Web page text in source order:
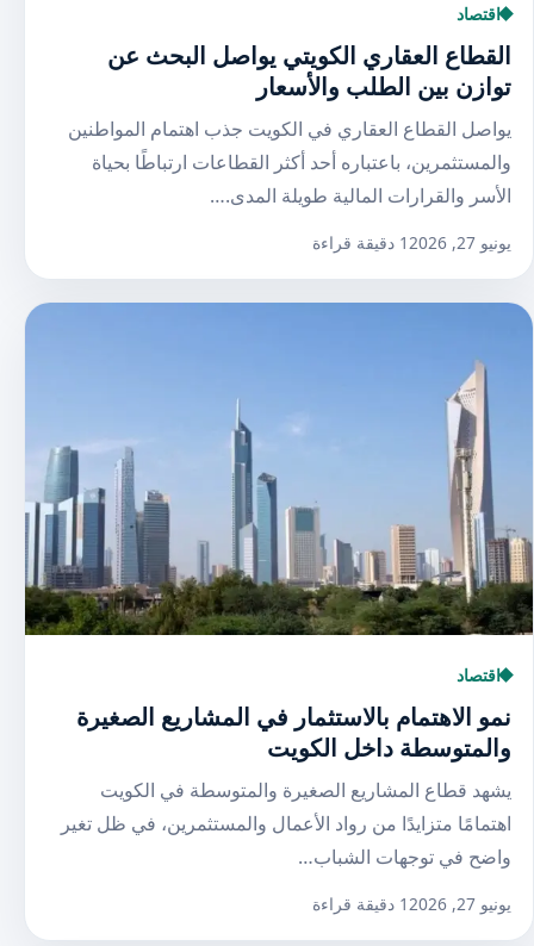
اقتصاد
القطاع العقاري الكويتي يواصل البحث عن
توازن بين الطلب والأسعار
يواصل القطاع العقاري في الكويت جذب اهتمام المواطنين
والمستثمرين، باعتباره أحد أكثر القطاعات ارتباطًا بحياة
الأسر والقرارات المالية طويلة المدى.…
يونيو 27, 2026 1 دقيقة قراءة
اقتصاد
نمو الاهتمام بالاستثمار في المشاريع الصغيرة
والمتوسطة داخل الكويت
يشهد قطاع المشاريع الصغيرة والمتوسطة في الكويت
اهتمامًا متزايدًا من رواد الأعمال والمستثمرين، في ظل تغير
واضح في توجهات الشباب…
يونيو 27, 2026 1 دقيقة قراءة